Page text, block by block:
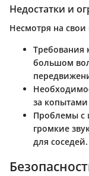
Недостатки и
Несмотря на свои
Требования
большом
за
Проблемы
громкие
для соседей.